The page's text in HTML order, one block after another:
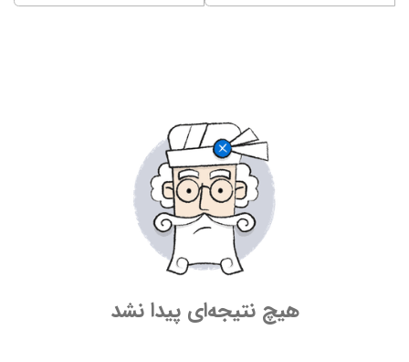
هیچ نتیجه‌ای پیدا نشد